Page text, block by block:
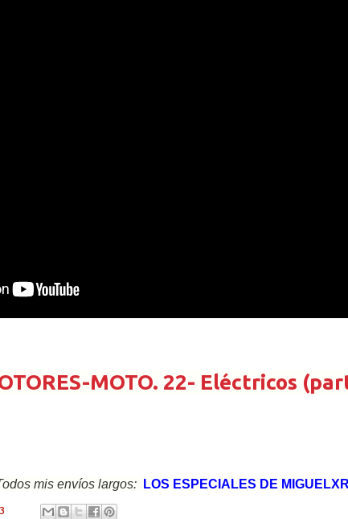
MOTO. 22- Eléctricos
mis envíos largos: LOS ESPECIALES DE